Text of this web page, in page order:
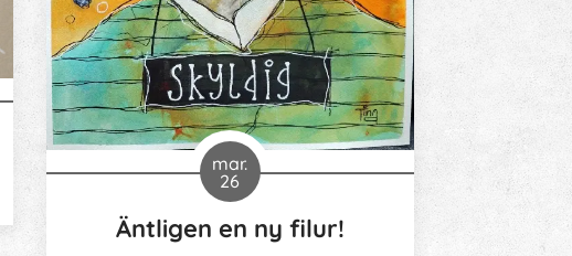
mar.
26
Äntligen en ny filur!